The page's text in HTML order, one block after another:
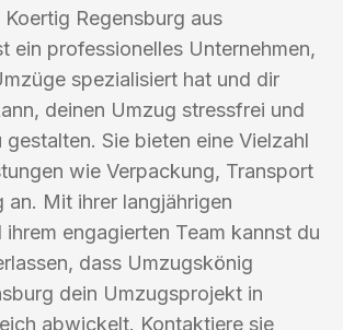
Regensburg aus
ein professionelles Unternehmen,
spezialisiert hat und dir
deinen Umzug stressfrei und
Sie bieten eine Vielzahl
wie Verpackung, Transport
an. Mit ihrer langjährigen
ihrem engagierten Team kannst du
dass Umzugskönig
dein Umzugsprojekt in
abwickelt. Kontaktiere sie